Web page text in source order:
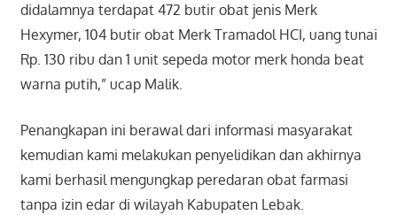
didalamnya terdapat 472 butir obat jenis Merk
Hexymer, 104 butir obat Merk Tramadol HCI, uang tunai
Rp. 130 ribu dan 1 unit sepeda motor merk honda beat
warna putih,” ucap Malik.
Penangkapan ini berawal dari informasi masyarakat
kemudian kami melakukan penyelidikan dan akhirnya
kami berhasil mengungkap peredaran obat farmasi
tanpa izin edar di wilayah Kabupaten Lebak.